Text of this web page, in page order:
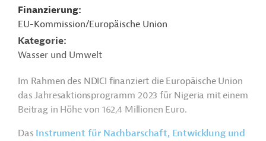
Finanzierung
EU-Kommission/Europäische Union
Kategorie
Wasser und Umwelt
Im Rahmen des NDICI finanziert die Europäische Union
das Jahresaktionsprogramm 2023 für Nigeria mit einem
Beitrag in Höhe von 162,4 Millionen Euro.
Das Instrument für Nachbarschaft, Entwicklung und